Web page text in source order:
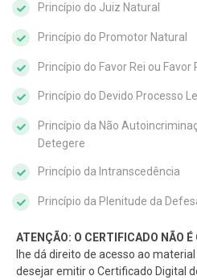
Princípio do Juiz Natural
Princípio do Promotor Natural
Princípio do Favor Rei ou Favor
Princípio do Devido Processo
Princípio da Não
Detegere
Princípio da Intranscedência
Princípio da Plenitude da
ATENÇÃO: O CERTIFICADO NÃO É
lhe dá direito de acesso ao
desejar emitir o Certificado Digital